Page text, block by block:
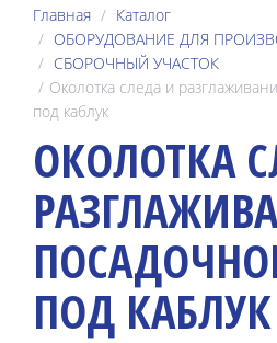
Главная
Каталог
ОБОРУДОВАНИЕ ДЛЯ
СБОРОЧНЫЙ УЧАСТОК
Околотка следа и
под каблук
ОКОЛОТКА
ПОД КАБЛУК